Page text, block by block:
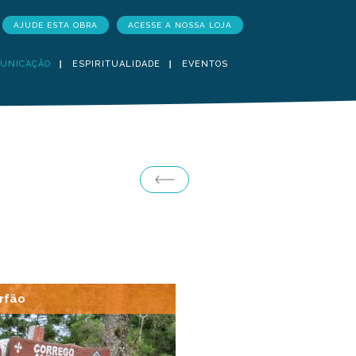
AJUDE ESTA OBRA ACESSE A NOSSA LOJA
ESPIRITUALIDADE EVENTOS